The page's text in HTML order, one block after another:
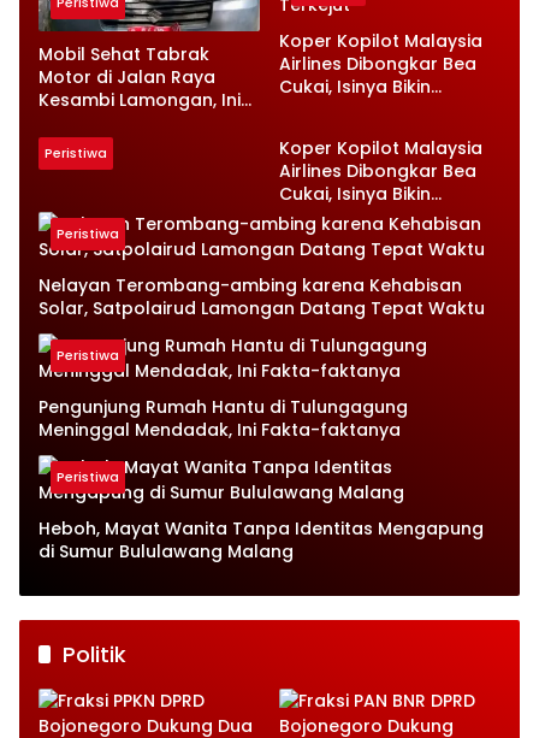
Mobil Sehat Tabrak
Motor di Jalan Raya
Kesambi Lamongan, Ini
Koper Kopilot Malaysia
Airlines Dibongkar Bea
Cukai, Isinya Bikin
Peristiwa
Koper Kopilot Malaysia
Airlines Dibongkar Bea
Cukai, Isinya Bikin
Petugas Terkejut
Peristiwa
Nelayan Terombang-ambing karena Kehabisan
Solar, Satpolairud Lamongan Datang Tepat Waktu
Peristiwa
Pengunjung Rumah Hantu di Tulungagung
Meninggal Mendadak, Ini Fakta-faktanya
Peristiwa
Heboh, Mayat Wanita Tanpa Identitas Mengapung
di Sumur Bululawang Malang
Politik